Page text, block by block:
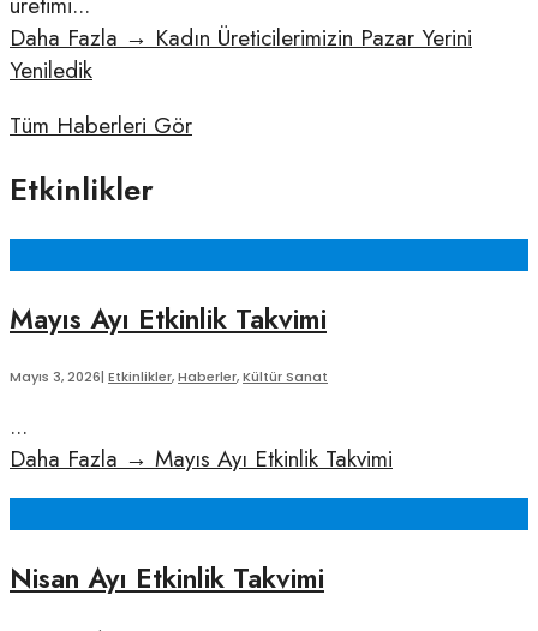
Daha Fazla → Kadın Üreticilerimizin Pazar Yerini
Yeniledik
Tüm Haberleri Gör
Etkinlikler
Mayıs Ayı Etkinlik Takvimi
Mayıs 3, 2026| Etkinlikler,Haberler,Kültür Sanat
...
Daha Fazla → Mayıs Ayı Etkinlik Takvimi
Nisan Ayı Etkinlik Takvimi